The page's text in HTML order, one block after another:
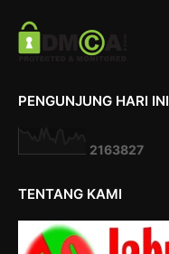
PENGUNJUNG HARI INI
2163827
TENTANG KAMI